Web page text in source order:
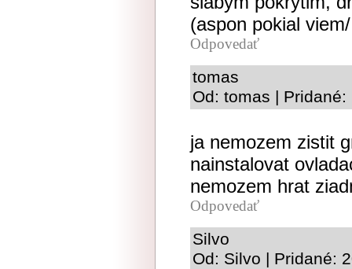
(aspon pokial
Odpovedať
tomas
Od: tomas |
ja nemozem zistit
nainstalovat
nemozem hrat
Odpovedať
Silvo
Od: Silvo | Pridané: